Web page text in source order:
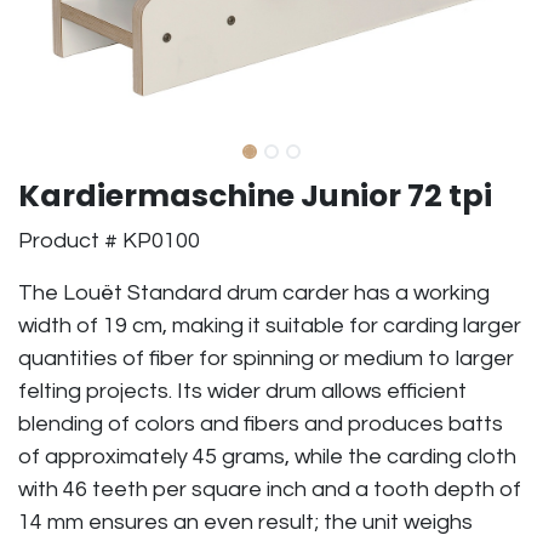
Kardiermaschine Junior 72 tpi
Product # KP0100
The Louët Standard drum carder has a working
width of 19 cm, making it suitable for carding larger
quantities of fiber for spinning or medium to larger
felting projects. Its wider drum allows efficient
blending of colors and fibers and produces batts
of approximately 45 grams, while the carding cloth
with 46 teeth per square inch and a tooth depth of
14 mm ensures an even result; the unit weighs